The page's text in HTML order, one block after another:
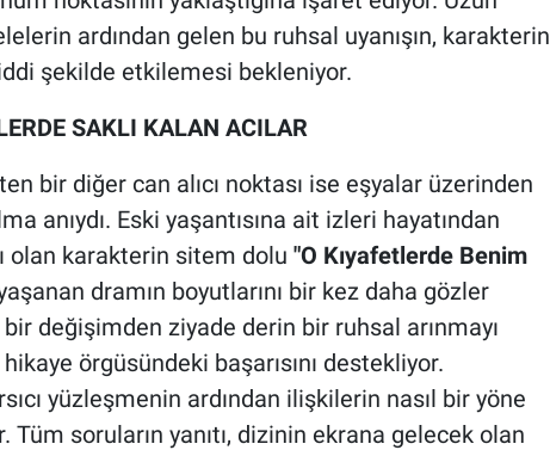
ardından gelen bu ruhsal uyanışın, karakterin
şekilde etkilemesi bekleniyor.
SAKLI KALAN ACILAR
bir diğer can alıcı noktası ise eşyalar üzerinden
anıydı. Eski yaşantısına ait izleri hayatından
olan karakterin sitem dolu "O Kıyafetlerde Benim
dramın boyutlarını bir kez daha gözler
değişimden ziyade derin bir ruhsal arınmayı
örgüsündeki başarısını destekliyor.
yüzleşmenin ardından ilişkilerin nasıl bir yöne
soruların yanıtı, dizinin ekrana gelecek olan